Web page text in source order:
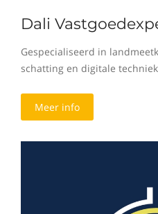
Dali
Gespecialiseerd in
schatting en digitale
Meer info